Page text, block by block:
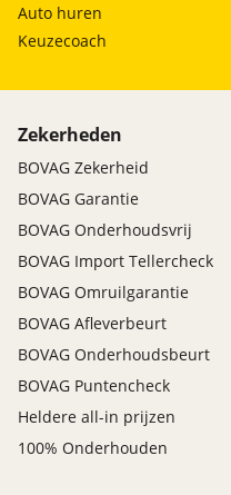
Auto huren
Keuzecoach
Zekerheden
BOVAG Zekerheid
BOVAG Garantie
BOVAG Onderhoudsvrij
BOVAG Import Tellercheck
BOVAG Omruilgarantie
BOVAG Afleverbeurt
BOVAG Onderhoudsbeurt
BOVAG Puntencheck
Heldere all-in prijzen
100% Onderhouden